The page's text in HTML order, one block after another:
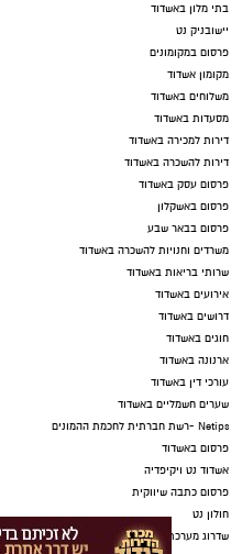
בתי מלון באשדוד
יישובניק נט
פרסום במקומונים
מקומון אשדוד
משלוחים באשדוד
מסעדות באשדוד
דירות למכירה באשדוד
דירות להשכרה באשדוד
פרסום עסק באשדוד
פרסום באשקלון
פרסום בבאר שבע
משרדים וחנויות להשכרה באשדוד
שרותי בריאות באשדוד
אירועים באשדוד
דרושים באשדוד
חוגים באשדוד
ארנונה באשדוד
עורכי דין באשדוד
שערים חשמליים באשדוד
Netips -רשת חברתית לחכמת ההמונים
פרסום באשדוד
אשדוד נט ויקיפדיה
פרסום כתבה שיווקית
חולון נט
שדרוג מערכת .NET